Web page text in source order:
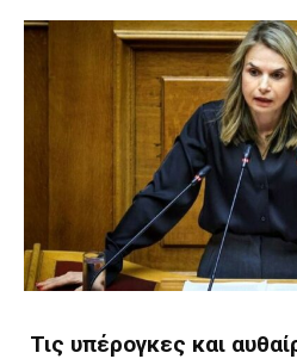
Τις υπέρογκες και